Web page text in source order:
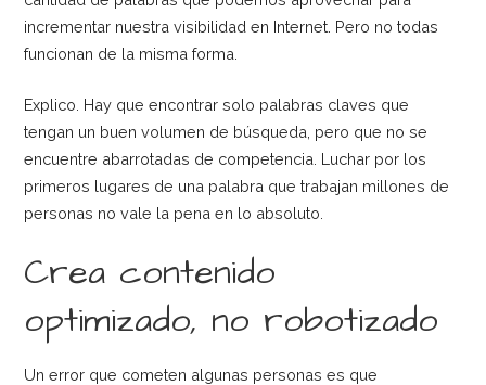
incrementar nuestra visibilidad en Internet. Pero no todas
funcionan de la misma forma.
Explico. Hay que encontrar solo palabras claves que
tengan un buen volumen de búsqueda, pero que no se
encuentre abarrotadas de competencia. Luchar por los
primeros lugares de una palabra que trabajan millones de
personas no vale la pena en lo absoluto.
Crea contenido
optimizado, no robotizado
Un error que cometen algunas personas es que